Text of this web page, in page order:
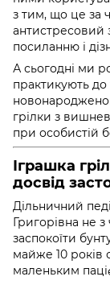
з тим, що це за
антистресовий
посиланню і
А сьогодні ми
практикують до
грілки з
при особистій
Іграшка
досвід
Дільничний
Григорівна не
заспокоїти
майже 10 років
маленьким